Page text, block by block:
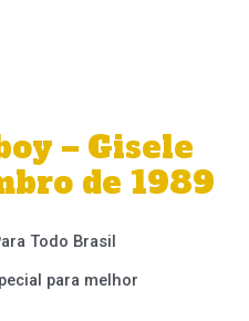
– Gisele
de 1989
Todo Brasil
para melhor